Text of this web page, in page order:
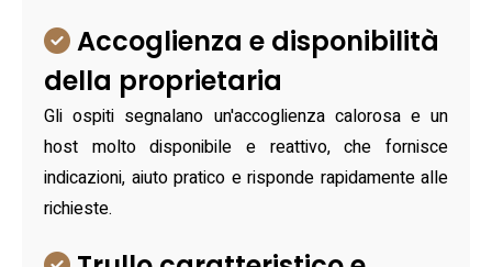
Accoglienza e disponibilità
della proprietaria
Gli ospiti segnalano un'accoglienza calorosa e un
host molto disponibile e reattivo, che fornisce
indicazioni, aiuto pratico e risponde rapidamente alle
richieste.